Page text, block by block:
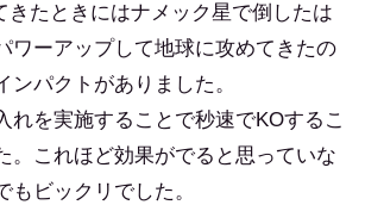
きたときにはナメック星で倒したは
ワーアップして地球に攻めてきたの
ンパクトがありました。
れを実施することで秒速でKOするこ
。これほど効果がでると思っていな
もビックリでした。